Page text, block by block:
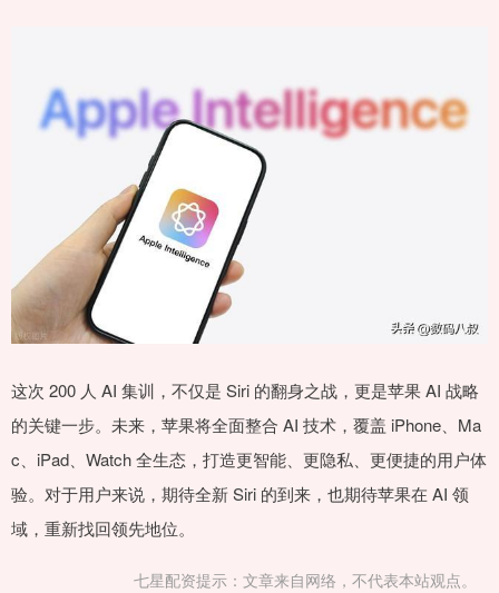
这次 200 人 AI 集训，不仅是 Siri 的翻身之战，更是苹果 AI 战略
的关键一步。未来，苹果将全面整合 AI 技术，覆盖 iPhone、Ma
c、iPad、Watch 全生态，打造更智能、更隐私、更便捷的用户体
验。对于用户来说，期待全新 Siri 的到来，也期待苹果在 AI 领
域，重新找回领先地位。
七星配资提示：文章来自网络，不代表本站观点。